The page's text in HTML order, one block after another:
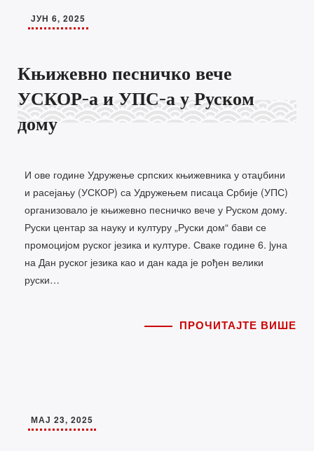
ЈУН 6, 2025
Књижевно песничко вече
УСКОР-а и УПС-а у Руском
дому
И ове године Удружење српских књижевника у отаџбини
и расејању (УСКОР) са Удружењем писаца Србије (УПС)
организовало је књижевно песничко вече у Руском дому.
Руски центар за науку и културу „Руски дом“ бави се
промоцијом руског језика и културе. Сваке године 6. jуна
на Дан руског језика као и дан када је рођен велики
руски…
ПРОЧИТАЈТЕ ВИШЕ
МАЈ 23, 2025